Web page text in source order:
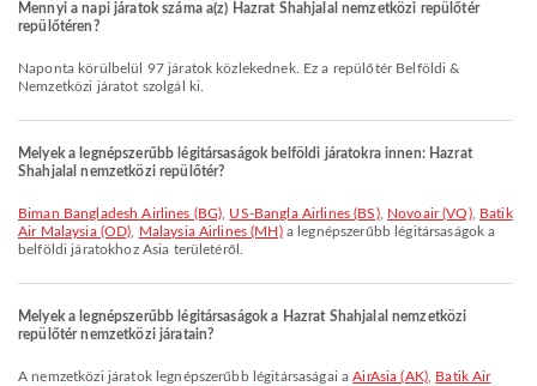
Mennyi a napi járatok száma a(z) Hazrat Shahjalal nemzetközi repülőtér
repülőtéren?
Naponta körülbelül 97 járatok közlekednek. Ez a repülőtér Belföldi &
Nemzetközi járatot szolgál ki.
Melyek a legnépszerűbb légitársaságok belföldi járatokra innen: Hazrat
Shahjalal nemzetközi repülőtér?
Biman Bangladesh Airlines (BG) US-Bangla Airlines (BS), Novoair (VQ), Batik
Air Malaysia (OD)
Malaysia Airlines (MH)a legnépszerűbb légitársaságok a
belföldi járatokhoz Asia területéről.
Melyek a legnépszerűbb légitársaságok a Hazrat Shahjalal nemzetközi
repülőtér nemzetközi járatain?
A nemzetközi járatok legnépszerűbb légitársaságai aAirAsia (AK), Batik Air